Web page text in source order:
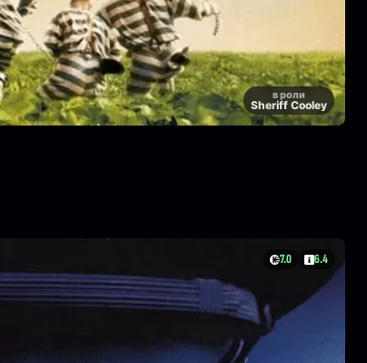
в роли
Sheriff Cooley
7.0 6.4